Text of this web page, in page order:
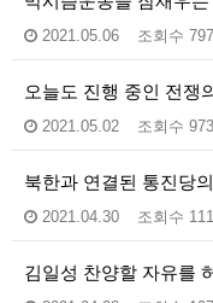
2021.05.06 조회수
오늘도 진행 중인 전쟁
2021.05.02 조회수
북한과 연결된 통진당
2021.04.30 조회수
김일성 찬양할 자유를